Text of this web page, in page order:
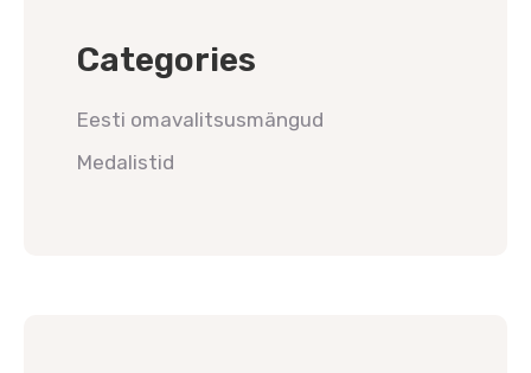
Categories
Eesti omavalitsusmängud
Medalistid